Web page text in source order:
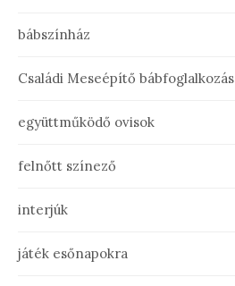
bábszínház
Családi Meseépítő bábfoglalkozás
együttműködő ovisok
felnőtt színező
interjúk
játék esőnapokra